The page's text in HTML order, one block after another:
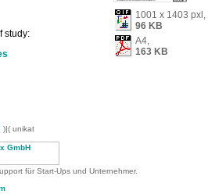
study:
1001 x 1403 pxl,
96 KB
A4,
163 KB
)|( unikat
für Start-Ups und Unternehmer.